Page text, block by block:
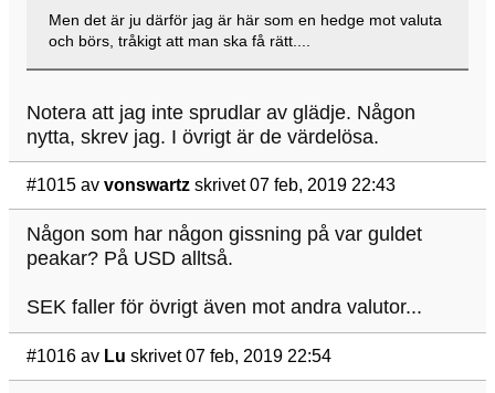
Men det är ju därför jag är här som en hedge mot valuta
och börs, tråkigt att man ska få rätt....
Notera att jag inte sprudlar av glädje. Någon
nytta, skrev jag. I övrigt är de värdelösa.
#1015 av vonswartz skrivet 07 feb, 2019 22:43
Någon som har någon gissning på var guldet
peakar? På USD alltså.
SEK faller för övrigt även mot andra valutor...
#1016 av Lu skrivet 07 feb, 2019 22:54